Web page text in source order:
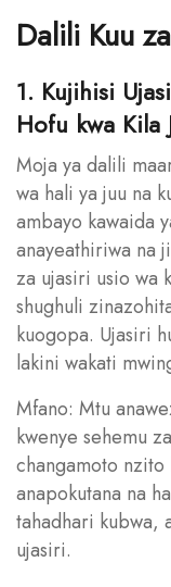
Dalili Kuu
1. Kujihisi
Hofu kwa Kila
Moja ya dalili
wa hali ya juu na
ambayo kawaida
anayeathiriwa na
za ujasiri usio wa
shughuli
kuogopa. Ujasiri
lakini wakati
Mfano: Mtu
kwenye sehemu
changamoto
anapokutana na
tahadhari kubwa,
ujasiri.